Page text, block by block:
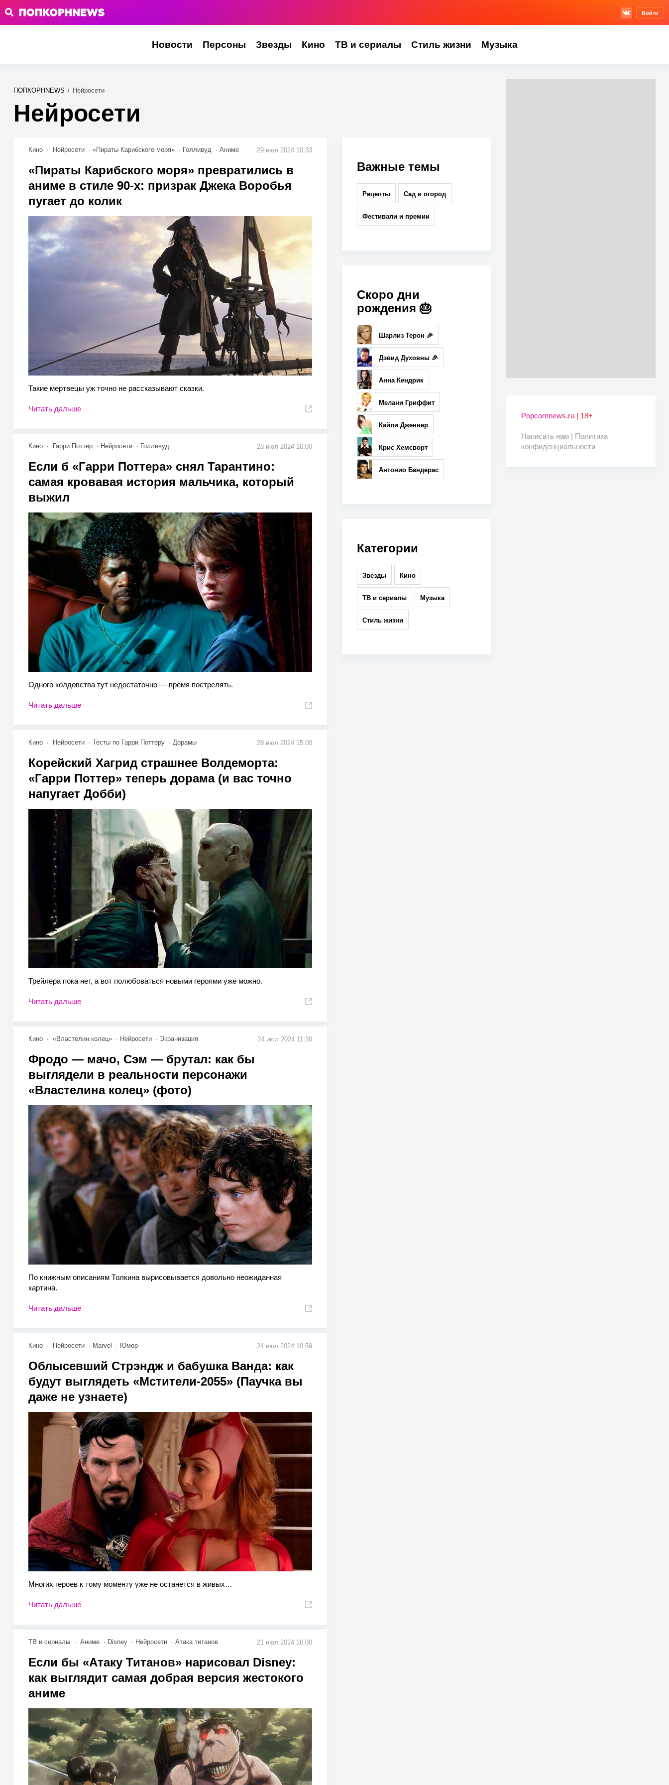
Войти
Новости Персоны Звезды Кино ТВ и сериалы Стиль жизни Музыка
ПОПКОРНNEWS / Нейросети
Нейросети
Кино Нейросети «Пираты Карибского моря» Голливуд Аниме 29 июл 2024 10:33
«Пираты Карибского моря» превратились в
аниме в стиле 90-х: призрак Джека Воробья
пугает до колик
Такие мертвецы уж точно не рассказывают сказки.
Читать дальше
Кино Гарри Поттер Нейросети Голливуд 28 июл 2024 16:00
Если б «Гарри Поттера» снял Тарантино:
самая кровавая история мальчика, который
выжил
Одного колдовства тут недостаточно — время пострелять.
Читать дальше
Кино Нейросети Тесты по Гарри Поттеру Дорамы 28 июл 2024 15:00
Корейский Хагрид страшнее Волдеморта:
«Гарри Поттер» теперь дорама (и вас точно
напугает Добби)
Трейлера пока нет, а вот полюбоваться новыми героями уже можно.
Читать дальше
Кино «Властелин колец» Нейросети Экранизация 24 июл 2024 11:30
Фродо — мачо, Сэм — брутал: как бы
выглядели в реальности персонажи
«Властелина колец» (фото)
По книжным описаниям Толкина вырисовывается довольно неожиданная
картина.
Читать дальше
Кино Нейросети Marvel Юмор 24 июл 2024 10:59
Облысевший Стрэндж и бабушка Ванда: как
будут выглядеть «Мстители-2055» (Паучка вы
даже не узнаете)
Многих героев к тому моменту уже не останется в живых…
Читать дальше
ТВ и сериалы Аниме Disney Нейросети Атака титанов 21 июл 2024 16:00
Если бы «Атаку Титанов» нарисовал Disney:
как выглядит самая добрая версия жестокого
аниме
Важные темы
Рецепты Сад и огород
Фестивали и премии
Скоро дни
рождения 🎂
Шарлиз Терон 🎉
Дэвид Духовны 🎉
Анна Кендрик
Мелани Гриффит
Кайли Дженнер
Крис Хемсворт
Антонио Бандерас
Категории
Звезды Кино
ТВ и сериалы Музыка
Стиль жизни
Popcornnews.ru | 18+
Написать нам | Политика
конфиденциальности